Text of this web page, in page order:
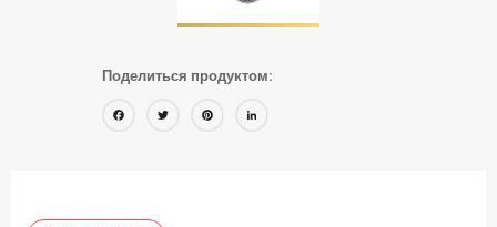
Поделиться продуктом:
Facebook
TwitterPinterest